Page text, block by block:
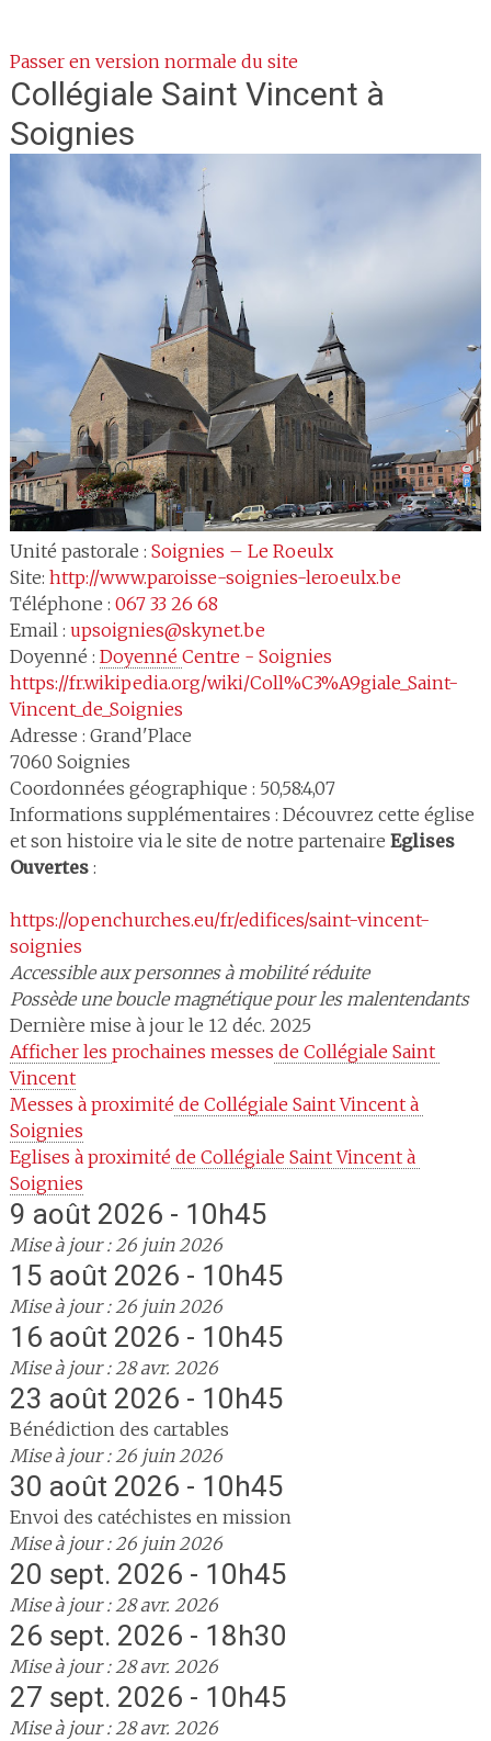
Passer en version normale du site
Collégiale Saint Vincent à
Soignies
Unité pastorale : Soignies – Le Roeulx
Site: http://www.paroisse-soignies-leroeulx.be
Téléphone : 067 33 26 68
Email : upsoignies@skynet.be
Doyenné : Doyenné Centre - Soignies
https://fr.wikipedia.org/wiki/Coll%C3%A9giale_Saint-
Vincent_de_Soignies
Adresse : Grand'Place
7060 Soignies
Coordonnées géographique : 50,58:4,07
Informations supplémentaires : Découvrez cette église
et son histoire via le site de notre partenaire Eglises
Ouvertes:
https://openchurches.eu/fr/edifices/saint-vincent-
soignies
Accessible aux personnes à mobilité réduite
Possède une boucle magnétique pour les malentendants
Dernière mise à jour le 12 déc. 2025
Afficher les prochaines messes de Collégiale Saint
Vincent
Messes à proximité de Collégiale Saint Vincent à
Soignies
Eglises à proximité de Collégiale Saint Vincent à
Soignies
9 août 2026 - 10h45
Mise à jour : 26 juin 2026
15 août 2026 - 10h45
Mise à jour : 26 juin 2026
16 août 2026 - 10h45
Mise à jour : 28 avr. 2026
23 août 2026 - 10h45
Bénédiction des cartables
Mise à jour : 26 juin 2026
30 août 2026 - 10h45
Envoi des catéchistes en mission
Mise à jour : 26 juin 2026
20 sept. 2026 - 10h45
Mise à jour : 28 avr. 2026
26 sept. 2026 - 18h30
Mise à jour : 28 avr. 2026
27 sept. 2026 - 10h45
Mise à jour : 28 avr. 2026